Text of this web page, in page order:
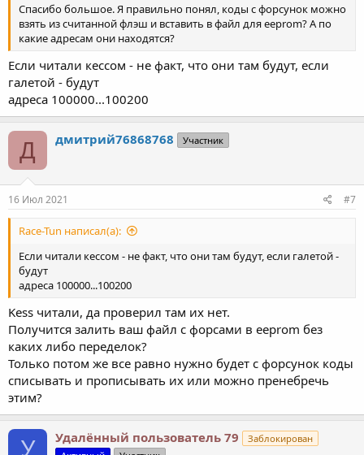
Спасибо большое. Я правильно понял, коды с форсунок можно
взять из считанной флэш и вставить в файл для eeprom? А по
какие адресам они находятся?
Если читали кессом - не факт, что они там будут, если
галетой - будут
адреса 100000...100200
Д дмитрий76868768 Участник
16 Июл 2021 #7
Race-Tun написал(а):
Если читали кессом - не факт, что они там будут, если галетой -
будут
адреса 100000...100200
Kess читали, да проверил там их нет.
Получится залить ваш файл с форсами в eeprom без
каких либо переделок?
Только потом же все равно нужно будет с форсунок коды
списывать и прописывать их или можно пренебречь
этим?
У Удалённый пользователь 79
Заблокирован